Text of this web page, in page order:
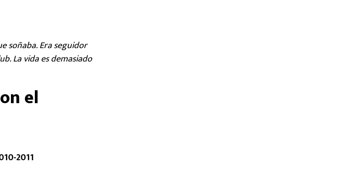
soñaba. Era seguidor
La vida es demasiado
el
2011